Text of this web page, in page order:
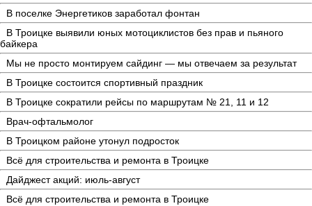
В поселке Энергетиков заработал фонтан
В Троицке выявили юных мотоциклистов без прав и пьяного
байкера
Мы не просто монтируем сайдинг — мы отвечаем за результат
В Троицке состоится спортивный праздник
В Троицке сократили рейсы по маршрутам № 21, 11 и 12
Врач-офтальмолог
В Троицком районе утонул подросток
Всё для строительства и ремонта в Троицке
Дайджест акций: июль-август
Всё для строительства и ремонта в Троицке